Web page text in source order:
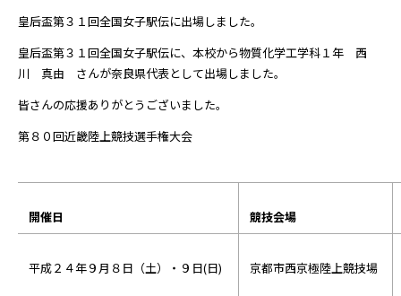
皇后盃第３１回全国女子駅伝に出場しました。
皇后盃第３１回全国女子駅伝に、本校から物質化学工学科１年 西
川 真由 さんが奈良県代表として出場しました。
皆さんの応援ありがとうございました。
第８０回近畿陸上競技選手権大会
開催日 競技会場
平成２４年９月８日（土）・９日(日) 京都市西京極陸上競技場